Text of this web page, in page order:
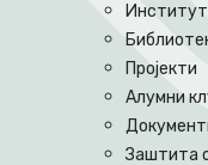
Институт
Пројекти
Алумни
Заштита